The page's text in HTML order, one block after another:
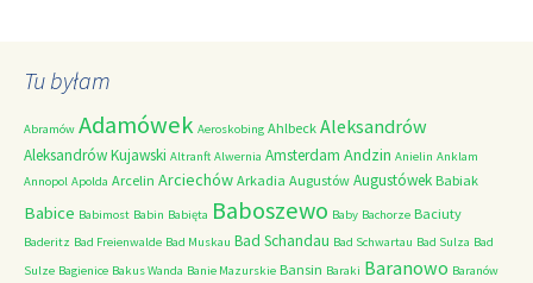
Tu byłam
Abramów Adamówek Aeroskobing Ahlbeck Aleksandrów
Aleksandrów Kujawski Altranft Alwernia Amsterdam Andzin Anielin Anklam
Annopol Apolda Arcelin Arciechów Arkadia Augustów Augustówek Babiak
Babice Babimost Babin Babięta Baboszewo Baby Bachorze Baciuty
Baderitz Bad Freienwalde Bad Muskau Bad Schandau Bad Schwartau Bad Sulza Bad
Sulze Bagienice Bakus Wanda Banie Mazurskie Bansin Baraki Baranowo Baranów